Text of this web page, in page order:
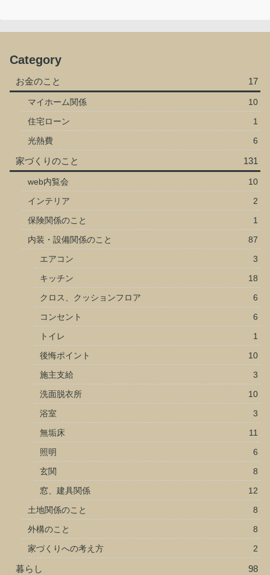
Category
お金のこと 17
マイホーム関係
10
住宅ローン
1
光熱費
6
家づくりのこと 131
web内覧会
10
インテリア
2
保険関係のこと
1
内装・設備関係のこと
87
エアコン
3
キッチン
18
クロス、クッションフロア
6
コンセント
6
トイレ
1
後悔ポイント
10
施主支給
3
洗面脱衣所
10
浴室
3
無垢床
11
照明
6
玄関
8
窓、建具関係
12
土地関係のこと
8
外構のこと
8
家づくりへの考え方
2
暮らし 98